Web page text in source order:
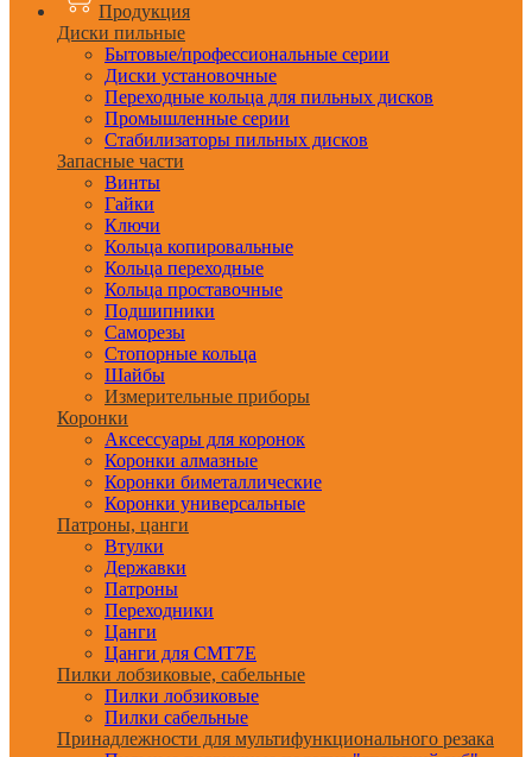
Продукция
Диски пильные
Бытовые/профессиональные серии
Диски установочные
Переходные кольца для пильных дисков
Промышленные серии
Стабилизаторы пильных дисков
Запасные части
Винты
Гайки
Ключи
Кольца копировальные
Кольца переходные
Кольца проставочные
Подшипники
Саморезы
Стопорные кольца
Шайбы
Измерительные приборы
Коронки
Аксессуары для коронок
Коронки алмазные
Коронки биметаллические
Коронки универсальные
Патроны, цанги
Втулки
Державки
Патроны
Переходники
Цанги
Цанги для CMT7E
Пилки лобзиковые, сабельные
Пилки лобзиковые
Пилки сабельные
Принадлежности для мультифункционального резака